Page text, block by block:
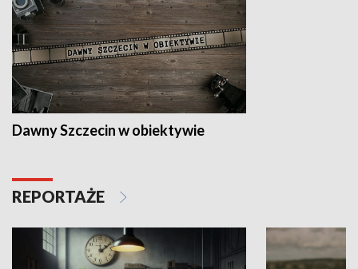
Dawny Szczecin w obiektywie
REPORTAŻE